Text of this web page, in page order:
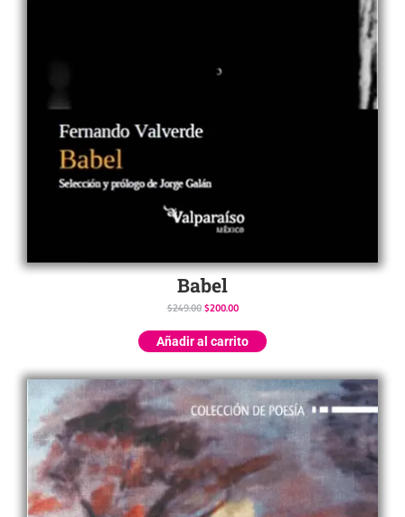
Babel
$249.00 $200.00
Añadir al carrito